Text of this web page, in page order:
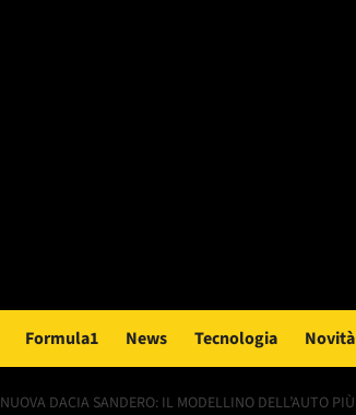
Formula1 News Tecnologia Novità
NUOVA DACIA SANDERO: IL MODELLINO DELL’AUTO